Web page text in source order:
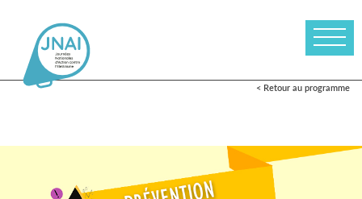
< Retour au programme